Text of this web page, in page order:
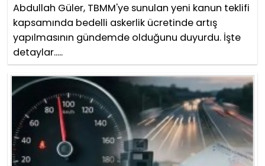
Abdullah Güler, TBMM'ye sunulan yeni kanun teklifi
kapsamında bedelli askerlik ücretinde artış
yapılmasının gündemde olduğunu duyurdu. İşte
detaylar.....